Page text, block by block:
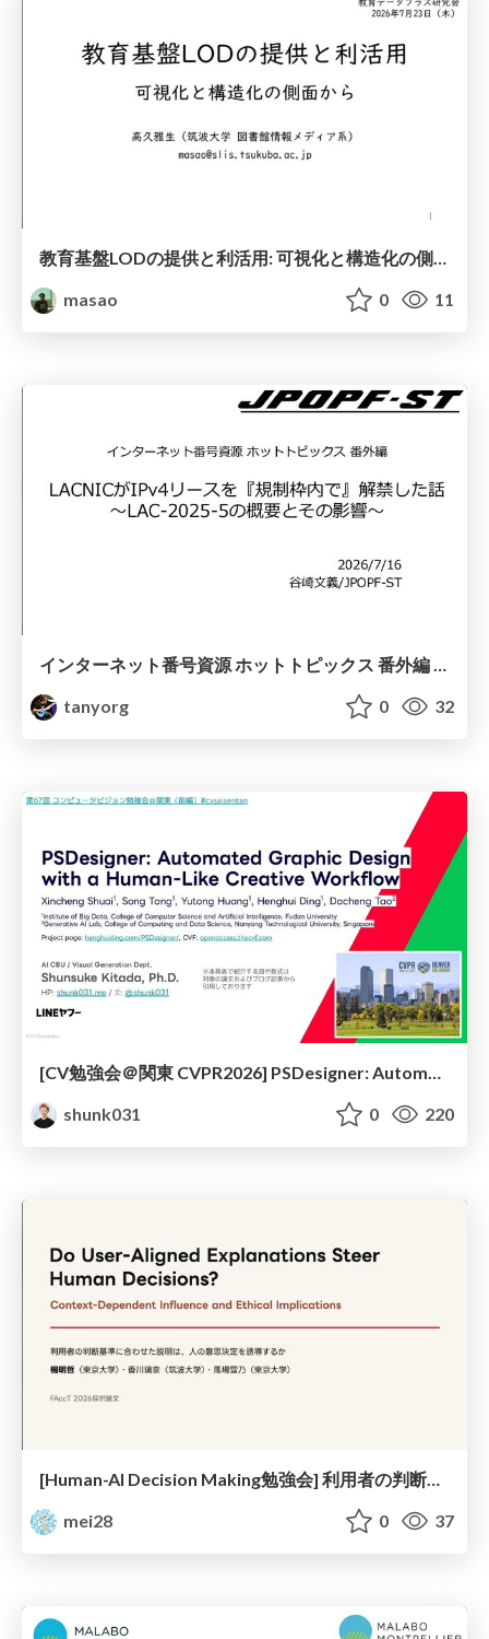
教育基盤LODの提供と利活用: 可視化と構造化の側面から / 20260723 Educational Infrastructure LOD
masao
0 11
インターネット番号資源 ホットトピックス 番外編 LACNICがIPv4リースを『規制枠内で』解禁した話 ～LAC-2025-5の概要とその影響～
tanyorg
0 32
shunk031
0 220
[Human-AI Decision Making勉強会] 利用者の判断基準に合わせた説明は人の意思決定を誘導するか
mei28
0 37